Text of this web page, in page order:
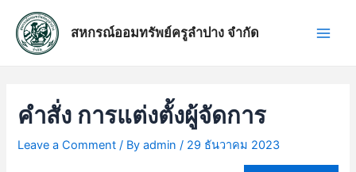
content
สหกรณ์ออมทรัพย์ครูลำปาง จำกัด
คำสั่ง การแต่งตั้งผู้จัดการ
Leave a Comment / Byadmin/ 29 ธันวาคม 2023
เรื่อง